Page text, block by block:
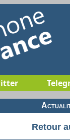
Retour